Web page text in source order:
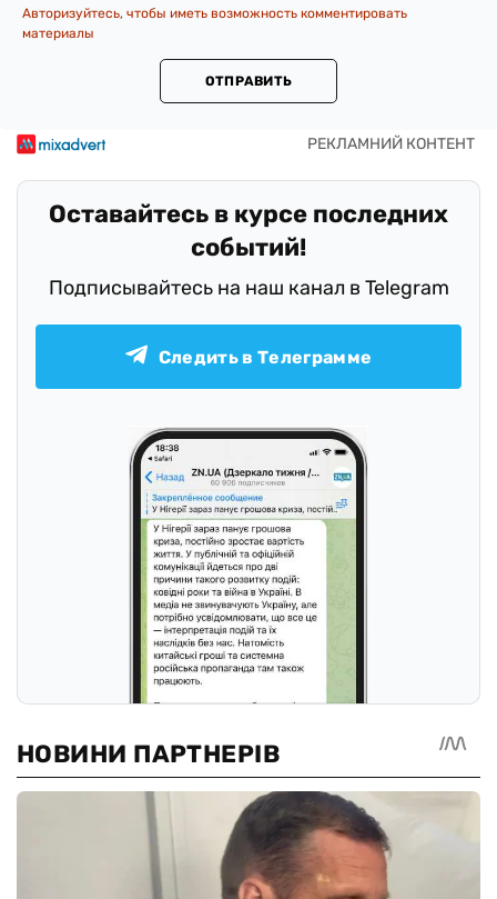
Авторизуйтесь, чтобы иметь возможность комментировать
материалы
ОТПРАВИТЬ
Оставайтесь в курсе последних
событий!
Подписывайтесь на наш канал в Telegram
Следить в Телеграмме